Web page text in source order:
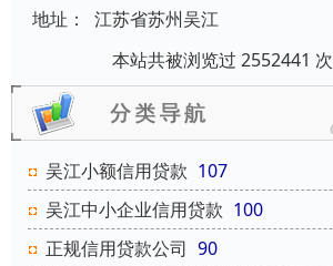
地址：
江苏省苏州吴江
本站共被浏览过 2552441 次
吴江小额信用贷款 107
吴江中小企业信用贷款 100
正规信用贷款公司 90